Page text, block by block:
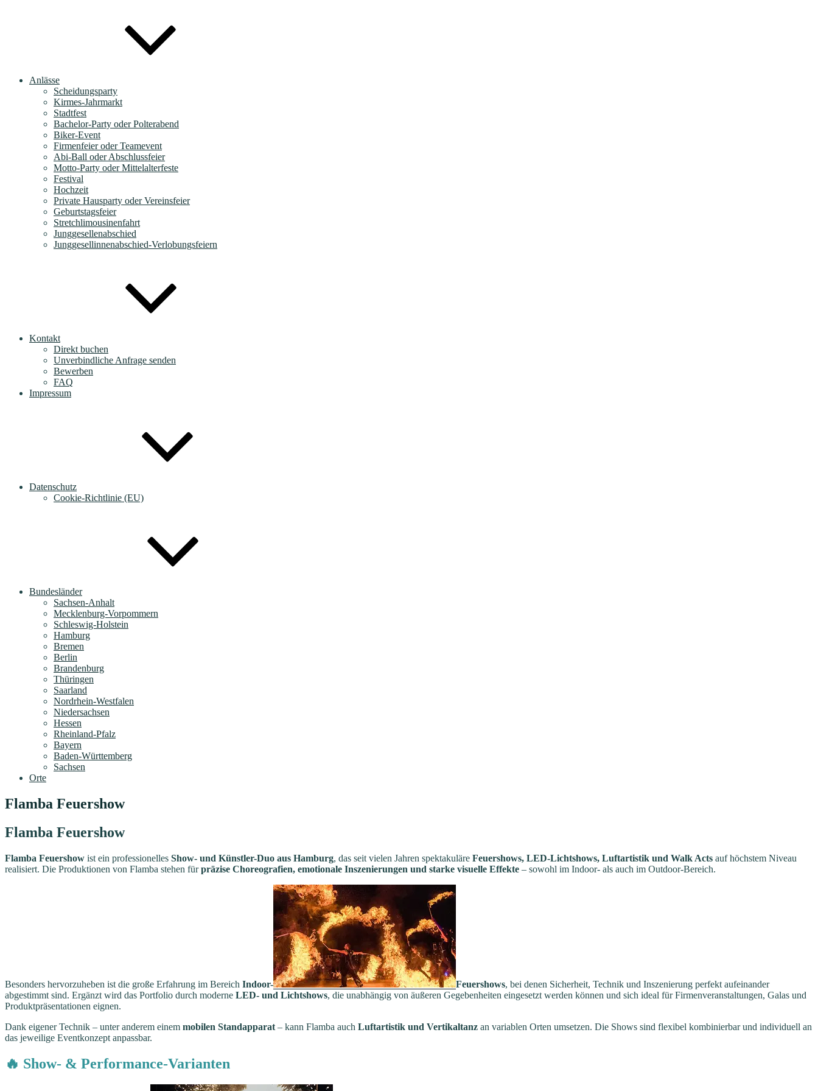
Anlässe
Scheidungsparty
Kirmes-Jahrmarkt
Stadtfest
Bachelor-Party oder Polterabend
Biker-Event
Firmenfeier oder Teamevent
Abi-Ball oder Abschlussfeier
Motto-Party oder Mittelalterfeste
Festival
Hochzeit
Private Hausparty oder Vereinsfeier
Geburtstagsfeier
Stretchlimousinenfahrt
Junggesellenabschied
Junggesellinnenabschied-Verlobungsfeiern
Kontakt
Direkt buchen
Unverbindliche Anfrage senden
Bewerben
FAQ
Impressum
Datenschutz
Cookie-Richtlinie (EU)
Bundesländer
Sachsen-Anhalt
Mecklenburg-Vorpommern
Schleswig-Holstein
Hamburg
Bremen
Berlin
Brandenburg
Thüringen
Saarland
Nordrhein-Westfalen
Niedersachsen
Hessen
Rheinland-Pfalz
Bayern
Baden-Württemberg
Sachsen
Orte
Flamba Feuershow
Flamba Feuershow
Flamba Feuershow ist ein professionelles Show- und Künstler-Duo aus Hamburg, das seit vielen Jahren spektakuläre Feuershows, LED-Lichtshows, Luftartistik und Walk Acts auf höchstem Niveau
realisiert. Die Produktionen von Flamba stehen fürpräzise Choreografien, emotionale Inszenierungen und starke visuelle Effekte – sowohl im Indoor- als auch im Outdoor-Bereich.
Besonders hervorzuheben ist die große Erfahrung im Bereich Indoor- Feuershows, bei denen Sicherheit, Technik und Inszenierung perfekt aufeinander
abgestimmt sind. Ergänzt wird das Portfolio durch moderne LED- und Lichtshows, die unabhängig von äußeren Gegebenheiten eingesetzt werden können und sich ideal für Firmenveranstaltungen, Galas und
Produktpräsentationen eignen.
Dank eigener Technik – unter anderem einem mobilen Standapparat – kann Flamba auch Luftartistik und Vertikaltanz an variablen Orten umsetzen. Die Shows sind flexibel kombinierbar und individuell an
das jeweilige Eventkonzept anpassbar.
🔥 Show- & Performance-Varianten